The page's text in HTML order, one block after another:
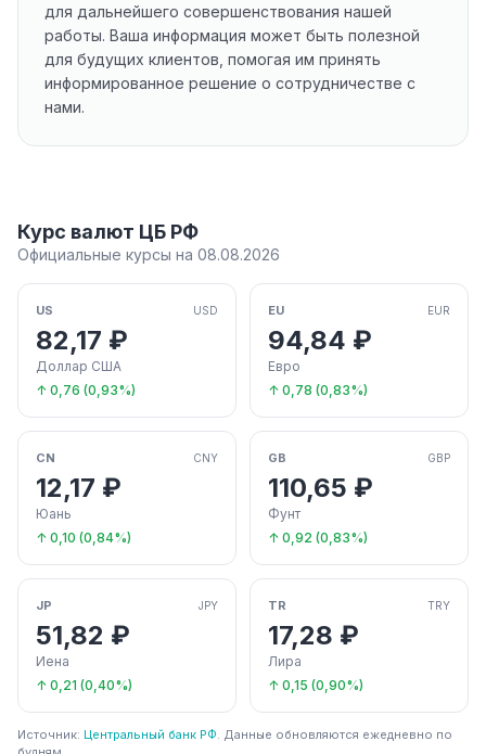
для дальнейшего совершенствования нашей
работы. Ваша информация может быть полезной
для будущих клиентов, помогая им принять
информированное решение о сотрудничестве с
нами.
Курс валют ЦБ РФ
Официальные курсы на 08.08.2026
US USD
82,17 ₽
Доллар США
↑ 0,76 (0,93%)
EU EUR
94,84 ₽
Евро
↑ 0,78 (0,83%)
CN CNY
12,17 ₽
Юань
↑ 0,10 (0,84%)
GB GBP
110,65 ₽
Фунт
↑ 0,92 (0,83%)
JP JPY
51,82 ₽
Иена
↑ 0,21 (0,40%)
TR TRY
17,28 ₽
Лира
↑ 0,15 (0,90%)
Источник: Центральный банк РФ. Данные обновляются ежедневно по